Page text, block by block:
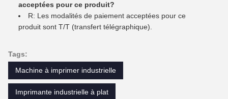
acceptées pour ce produit?
R: Les modalités de paiement acceptées pour ce
produit sont T/T (transfert télégraphique).
Tags:
Machine à imprimer industrielle
Imprimante industrielle à plat